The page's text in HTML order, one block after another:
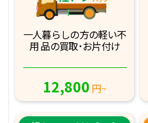
一人暮らしの方の軽い不
用 品の買取･お片付け
12,800 円~